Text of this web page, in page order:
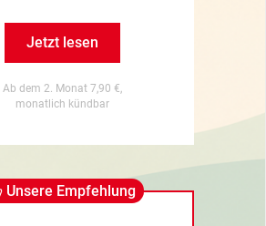
Jetzt lesen
Ab dem 2. Monat 7,90 €,
monatlich kündbar
Unsere Empfehlung